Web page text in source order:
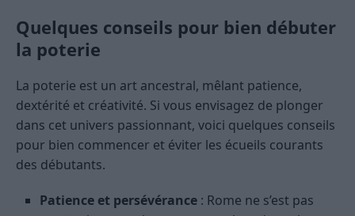
Quelques conseils pour bien débuter
la poterie
La poterie est un art ancestral, mêlant patience,
dextérité et créativité. Si vous envisagez de plonger
dans cet univers passionnant, voici quelques conseils
pour bien commencer et éviter les écueils courants
des débutants.
Patience et persévérance : Rome ne s’est pas